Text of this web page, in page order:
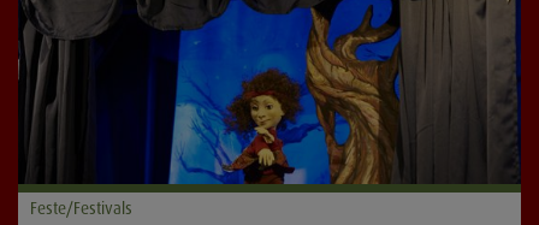
Feste/Festivals